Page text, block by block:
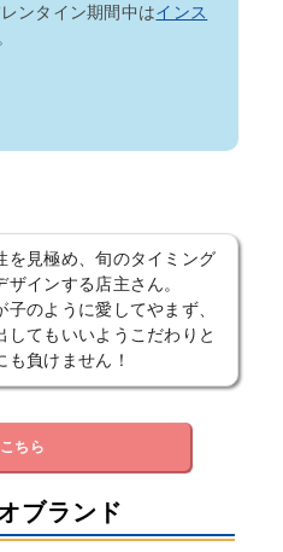
ンタイン期間中はインス
を見極め、旬のタイミング
ザインする店主さん。
子のように愛してやまず、
してもいいようこだわりと
も負けません！
ちら
ブランド